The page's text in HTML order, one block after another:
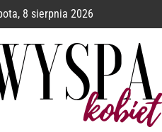
8 sierpnia 2026